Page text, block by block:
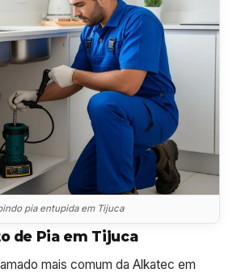
pia entupida em Tijuca
de Pia em Tijuca
mais comum da Alkatec em